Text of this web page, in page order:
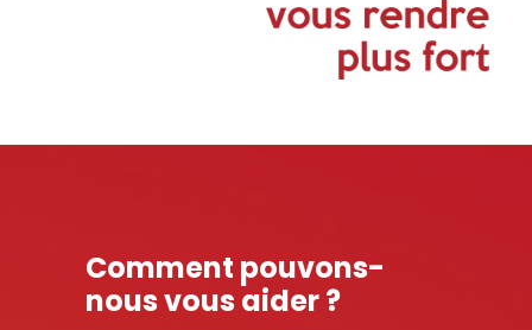
Comment pouvons-
nous vous aider ?